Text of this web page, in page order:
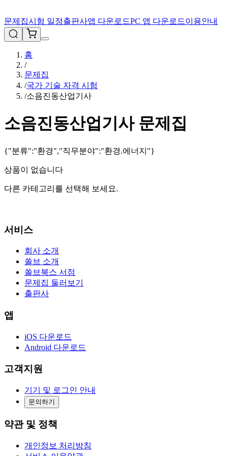
문제집시험 일정출판사앱 다운로드PC 앱 다운로드이용안내
홈
/
문제집
/국가 기술 자격 시험
/소음진동산업기사
소음진동산업기사문제집
{"분류":"환경","직무분야":"환경.에너지"}
상품이 없습니다
다른 카테고리를 선택해 보세요.
서비스
회사 소개
쏠브 소개
쏠브북스 서점
문제집 둘러보기
출판사
앱
iOS 다운로드
Android 다운로드
고객지원
기기 및 로그인 안내
문의하기
약관 및 정책
개인정보 처리방침